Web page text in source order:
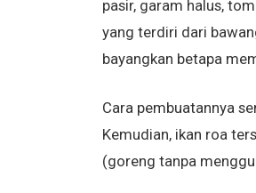
pasir, garam halus,
yang terdiri dari
bayangkan betapa
Cara pembuatannya
Kemudian, ikan roa
(goreng tanpa